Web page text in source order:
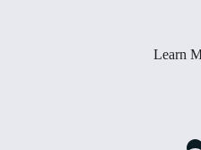
Learn